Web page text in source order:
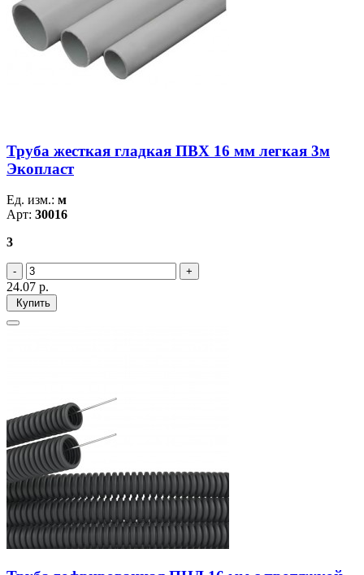
Труба жесткая гладкая ПВХ 16 мм легкая 3м
Экопласт
Ед. изм.: м
Арт: 30016
3
24.07 р.
Купить